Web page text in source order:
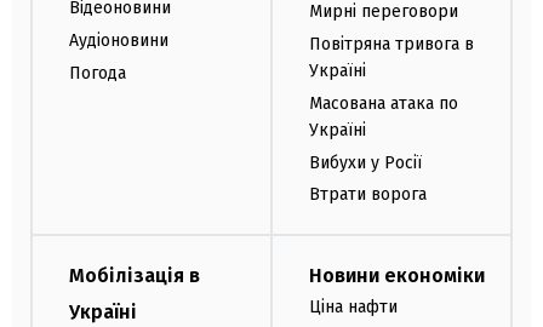
Відеоновини
Аудіоновини
Погода
Мирні переговори
Повітряна тривога в
Україні
Масована атака по
Україні
Вибухи у Росії
Втрати ворога
Мобілізація в
Україні
Новини економіки
Ціна нафти